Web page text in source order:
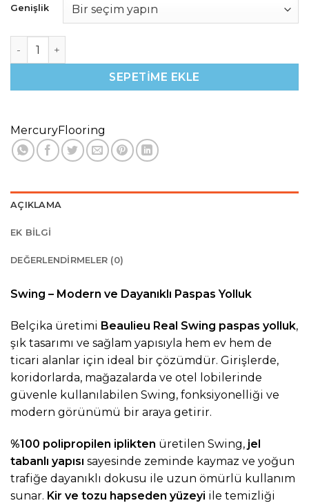
Genişlik
Swing Bordo Nem ve Toz Alıcı Yolluk – Genişlik 200 cm
SEPETIME EKLE
MercuryFlooring
AÇIKLAMA
EK BILGI
DEĞERLENDIRMELER (0)
Swing – Modern ve Dayanıklı Paspas Yolluk
Belçika üretimi Beaulieu Real Swing paspas yolluk,
şık tasarımı ve sağlam yapısıyla hem ev hem de
ticari alanlar için ideal bir çözümdür. Girişlerde,
koridorlarda, mağazalarda ve otel lobilerinde
güvenle kullanılabilen Swing, fonksiyonelliği ve
modern görünümü bir araya getirir.
%100 polipropilen iplikten üretilen Swing, jel
tabanlı yapısı sayesinde zeminde kaymaz ve yoğun
trafiğe dayanıklı dokusu ile uzun ömürlü kullanım
sunar. Kir ve tozu hapseden yüzeyi ile temizliği